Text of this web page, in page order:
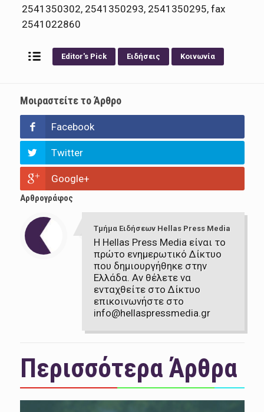
2541350302, 2541350293, 2541350295, fax
2541022860
Editor's Pick Ειδήσεις Κοινωνία
Μοιραστείτε το Άρθρο
Facebook
Twitter
Google+
Αρθρογράφος
Τμήμα Ειδήσεων Hellas Press Media
Η Hellas Press Media είναι το
πρώτο ενημερωτικό Δίκτυο
που δημιουργήθηκε στην
Ελλάδα. Αν θέλετε να
ενταχθείτε στο Δίκτυο
επικοινωνήστε στο
info@hellaspressmedia.gr
Περισσότερα Άρθρα